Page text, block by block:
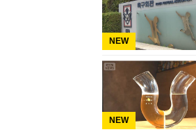
NEW
NEW